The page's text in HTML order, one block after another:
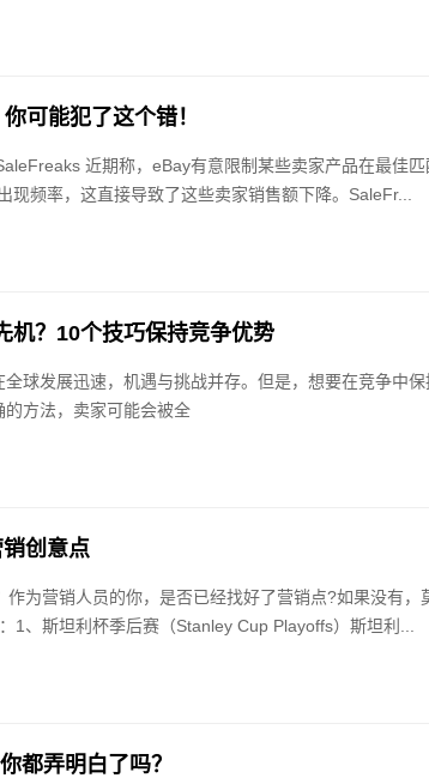
可能犯了这个错！
近期称，eBay有意限制某些卖家产品在最佳匹
频率，这直接导致了这些卖家销售额下降。SaleFr...
机？10个技巧保持竞争优势
球发展迅速，机遇与挑战并存。但是，想要在竞争中保
方法，卖家可能会被全
创意点
作为营销人员的你，是否已经找好了营销点?如果没有，
1、斯坦利杯季后赛（Stanley Cup Playoffs）斯坦利...
都弄明白了吗？